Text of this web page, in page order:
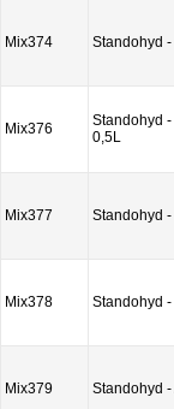
Mix374 Standohyd
Mix376
Standohyd
0,5L
Mix377 Standohyd
Mix378 Standohyd
Mix379 Standohyd